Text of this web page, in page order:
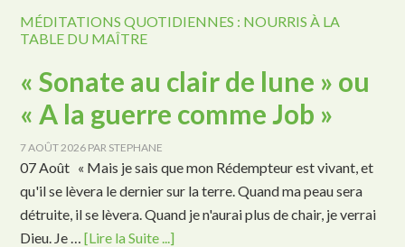
MÉDITATIONS QUOTIDIENNES : NOURRIS À LA
TABLE DU MAÎTRE
« Sonate au clair de lune » ou
« A la guerre comme Job »
7 AOÛT 2026 PAR STEPHANE
07 Août « Mais je sais que mon Rédempteur est vivant, et
qu'il se lèvera le dernier sur la terre. Quand ma peau sera
détruite, il se lèvera. Quand je n'aurai plus de chair, je verrai
Dieu. Je …[Lire la Suite ...]